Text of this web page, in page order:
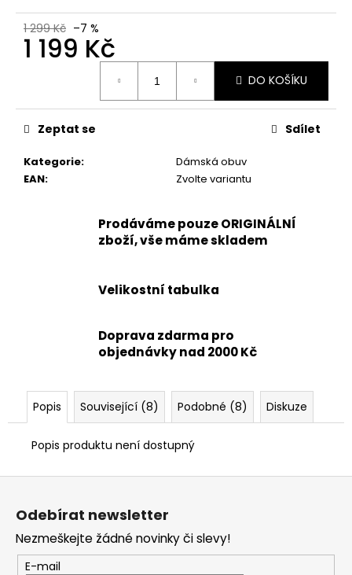
1 299 Kč –7 %
1 199 Kč
DO KOŠÍKU
Kategorie:
Dámská obuv
EAN: Zvolte variantu
Zeptat se Sdílet
Prodáváme pouze ORIGINÁLNÍ
zboží, vše máme skladem
Velikostní tabulka
Doprava zdarma pro
objednávky nad 2000 Kč
Popis Související (8) Podobné (8) Diskuze
Popis produktu není dostupný
BRONZOVÉ
499
Z
Odebírat newsletter
Nezmeškejte žádné novinky či slevy!
E-mail